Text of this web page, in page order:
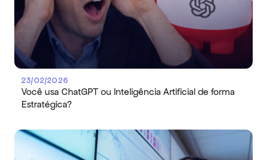
23/02/2026
Você usa ChatGPT ou Inteligência Artificial de forma
Estratégica?